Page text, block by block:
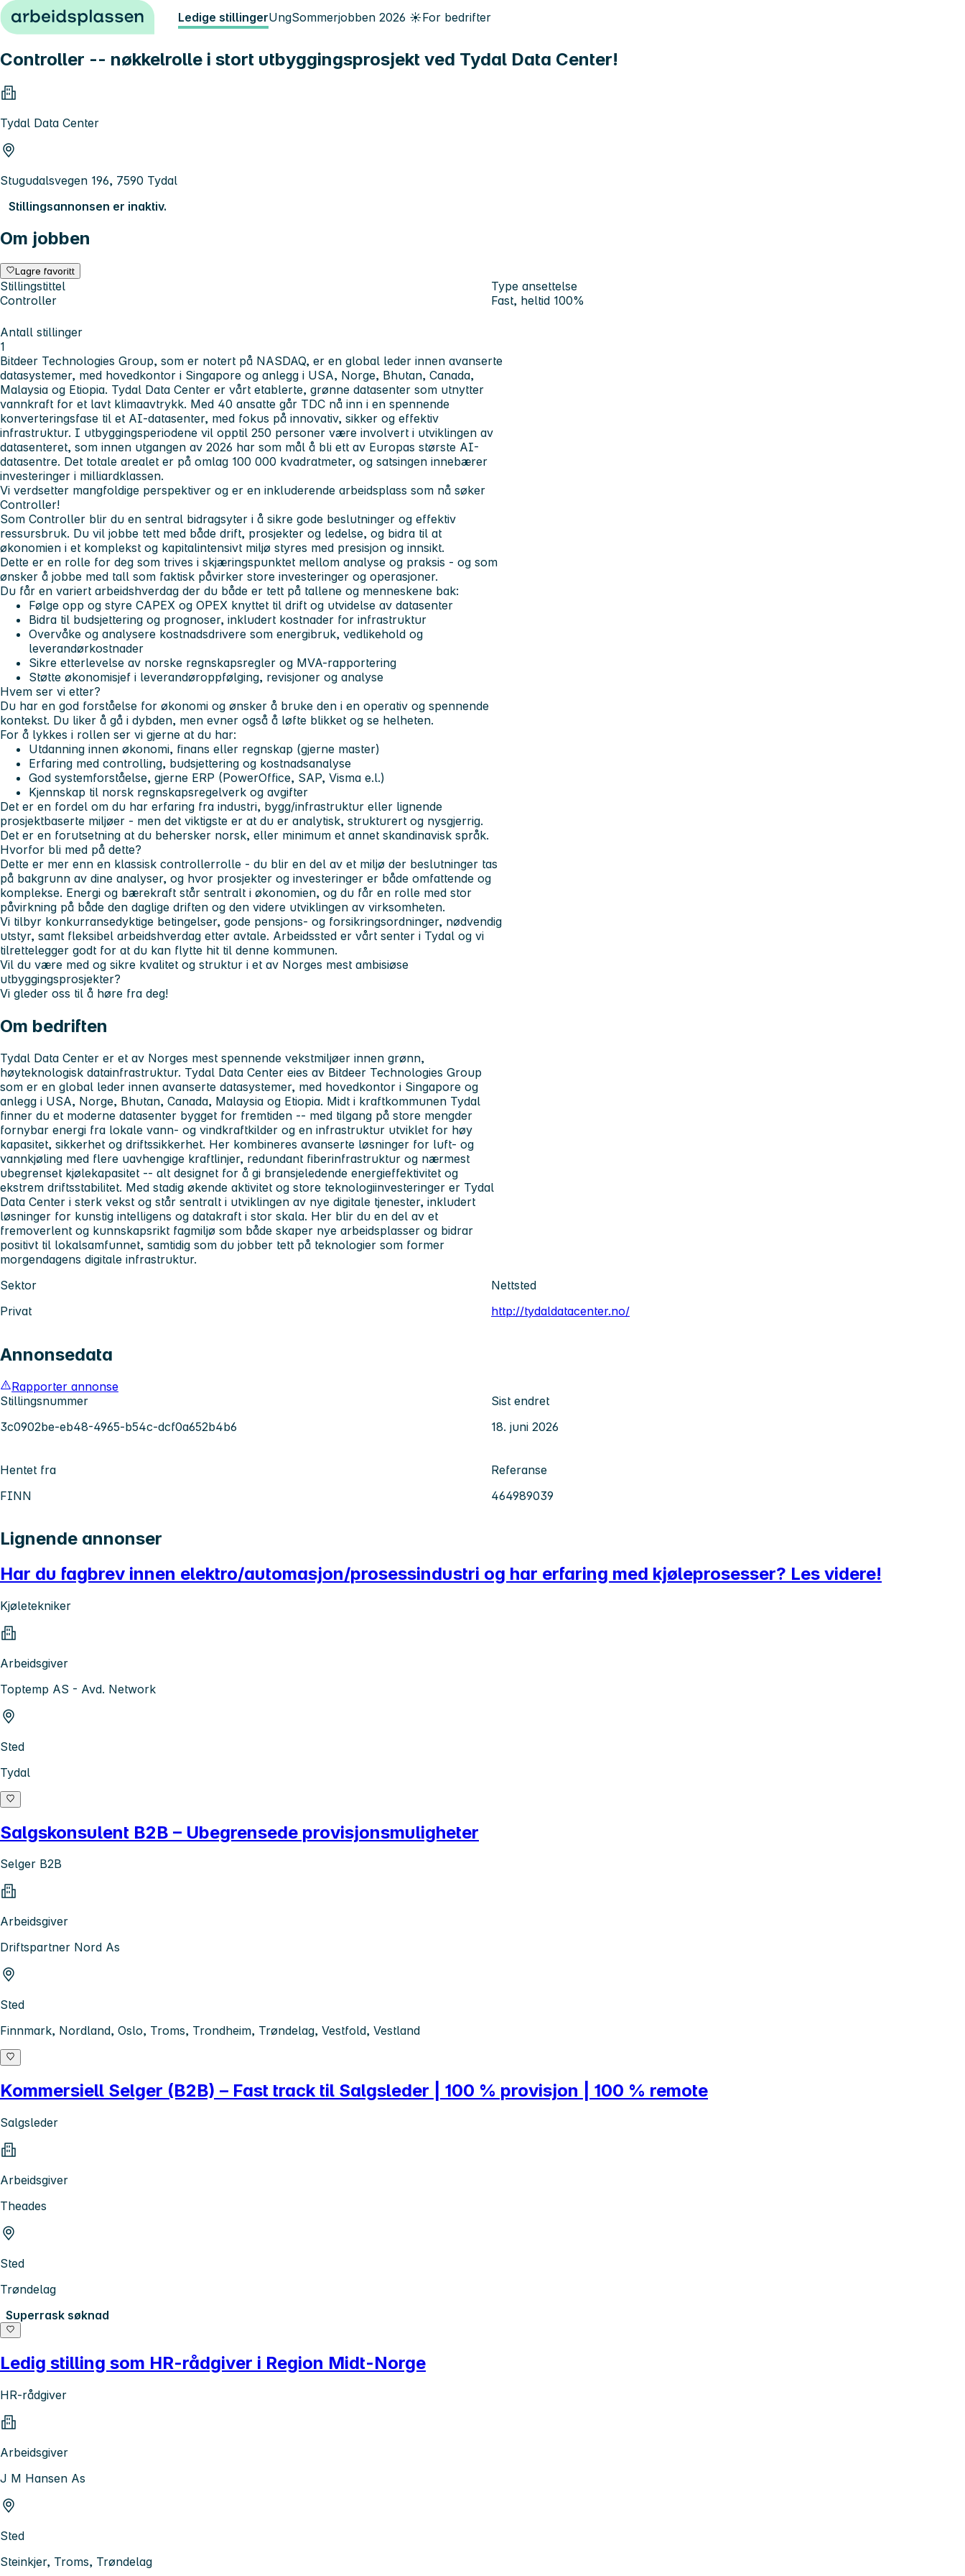
Hopp til innhold Ledige stillingerUngSommerjobben 2026 ☀️For bedrifter
Controller -- nøkkelrolle i stort utbyggingsprosjekt ved Tydal Data Center!
Tydal Data Center
Stugudalsvegen 196, 7590 Tydal
Stillingsannonsen er inaktiv.
Om jobben
Lagre favoritt
Stillingstittel
Controller
Type ansettelse
Fast, heltid 100%
Antall stillinger
1
Bitdeer Technologies Group, som er notert på NASDAQ, er en global leder innen avanserte
datasystemer, med hovedkontor i Singapore og anlegg i USA, Norge, Bhutan, Canada,
Malaysia og Etiopia. Tydal Data Center er vårt etablerte, grønne datasenter som utnytter
vannkraft for et lavt klimaavtrykk. Med 40 ansatte går TDC nå inn i en spennende
konverteringsfase til et AI-datasenter, med fokus på innovativ, sikker og effektiv
infrastruktur. I utbyggingsperiodene vil opptil 250 personer være involvert i utviklingen av
datasenteret, som innen utgangen av 2026 har som mål å bli ett av Europas største AI-
datasentre. Det totale arealet er på omlag 100 000 kvadratmeter, og satsingen innebærer
investeringer i milliardklassen.
Vi verdsetter mangfoldige perspektiver og er en inkluderende arbeidsplass som nå søker
Controller!
Som Controller blir du en sentral bidragsyter i å sikre gode beslutninger og effektiv
ressursbruk. Du vil jobbe tett med både drift, prosjekter og ledelse, og bidra til at
økonomien i et komplekst og kapitalintensivt miljø styres med presisjon og innsikt.
Dette er en rolle for deg som trives i skjæringspunktet mellom analyse og praksis - og som
ønsker å jobbe med tall som faktisk påvirker store investeringer og operasjoner.
Du får en variert arbeidshverdag der du både er tett på tallene og menneskene bak:
Følge opp og styre CAPEX og OPEX knyttet til drift og utvidelse av datasenter
Bidra til budsjettering og prognoser, inkludert kostnader for infrastruktur
Overvåke og analysere kostnadsdrivere som energibruk, vedlikehold og
leverandørkostnader
Sikre etterlevelse av norske regnskapsregler og MVA-rapportering
Støtte økonomisjef i leverandøroppfølging, revisjoner og analyse
Hvem ser vi etter?
Du har en god forståelse for økonomi og ønsker å bruke den i en operativ og spennende
kontekst. Du liker å gå i dybden, men evner også å løfte blikket og se helheten.
For å lykkes i rollen ser vi gjerne at du har:
Utdanning innen økonomi, finans eller regnskap (gjerne master)
Erfaring med controlling, budsjettering og kostnadsanalyse
God systemforståelse, gjerne ERP (PowerOffice, SAP, Visma e.l.)
Kjennskap til norsk regnskapsregelverk og avgifter
Det er en fordel om du har erfaring fra industri, bygg/infrastruktur eller lignende
prosjektbaserte miljøer - men det viktigste er at du er analytisk, strukturert og nysgjerrig.
Det er en forutsetning at du behersker norsk, eller minimum et annet skandinavisk språk.
Hvorfor bli med på dette?
Dette er mer enn en klassisk controllerrolle - du blir en del av et miljø der beslutninger tas
på bakgrunn av dine analyser, og hvor prosjekter og investeringer er både omfattende og
komplekse. Energi og bærekraft står sentralt i økonomien, og du får en rolle med stor
påvirkning på både den daglige driften og den videre utviklingen av virksomheten.
Vi tilbyr konkurransedyktige betingelser, gode pensjons- og forsikringsordninger, nødvendig
utstyr, samt fleksibel arbeidshverdag etter avtale. Arbeidssted er vårt senter i Tydal og vi
tilrettelegger godt for at du kan flytte hit til denne kommunen.
Vil du være med og sikre kvalitet og struktur i et av Norges mest ambisiøse
utbyggingsprosjekter?
Vi gleder oss til å høre fra deg!
Om bedriften
Tydal Data Center er et av Norges mest spennende vekstmiljøer innen grønn,
høyteknologisk datainfrastruktur. Tydal Data Center eies av Bitdeer Technologies Group
som er en global leder innen avanserte datasystemer, med hovedkontor i Singapore og
anlegg i USA, Norge, Bhutan, Canada, Malaysia og Etiopia. Midt i kraftkommunen Tydal
finner du et moderne datasenter bygget for fremtiden -- med tilgang på store mengder
fornybar energi fra lokale vann- og vindkraftkilder og en infrastruktur utviklet for høy
kapasitet, sikkerhet og driftssikkerhet. Her kombineres avanserte løsninger for luft- og
vannkjøling med flere uavhengige kraftlinjer, redundant fiberinfrastruktur og nærmest
ubegrenset kjølekapasitet -- alt designet for å gi bransjeledende energieffektivitet og
ekstrem driftsstabilitet. Med stadig økende aktivitet og store teknologiinvesteringer er Tydal
Data Center i sterk vekst og står sentralt i utviklingen av nye digitale tjenester, inkludert
løsninger for kunstig intelligens og datakraft i stor skala. Her blir du en del av et
fremoverlent og kunnskapsrikt fagmiljø som både skaper nye arbeidsplasser og bidrar
positivt til lokalsamfunnet, samtidig som du jobber tett på teknologier som former
morgendagens digitale infrastruktur.
Sektor
Privat
Nettsted
http://tydaldatacenter.no/
Annonsedata
Rapporter annonse
Stillingsnummer
3c0902be-eb48-4965-b54c-dcf0a652b4b6
Sist endret
18. juni 2026
Hentet fra
FINN
Referanse
464989039
Lignende annonser
Har du fagbrev innen elektro/automasjon/prosessindustri og har erfaring med kjøleprosesser? Les videre!
Kjøletekniker
Arbeidsgiver
Toptemp AS - Avd. Network
Sted
Tydal
Salgskonsulent B2B – Ubegrensede provisjonsmuligheter
Selger B2B
Arbeidsgiver
Driftspartner Nord As
Sted
Finnmark, Nordland, Oslo, Troms, Trondheim, Trøndelag, Vestfold, Vestland
Kommersiell Selger (B2B) – Fast track til Salgsleder | 100 % provisjon | 100 % remote
Salgsleder
Arbeidsgiver
Theades
Sted
Trøndelag
Superrask søknad
Ledig stilling som HR-rådgiver i Region Midt-Norge
HR-rådgiver
Arbeidsgiver
J M Hansen As
Sted
Steinkjer, Troms, Trøndelag